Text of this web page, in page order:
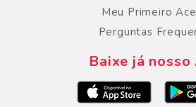
Meu Primeiro
Perguntas
Baixe já nosso